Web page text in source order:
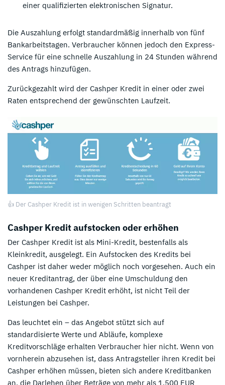
einer qualifizierten elektronischen Signatur.
Die Auszahlung erfolgt standardmäßig innerhalb von fünf
Bankarbeitstagen. Verbraucher können jedoch den Express-
Service für eine schnelle Auszahlung in 24 Stunden während
des Antrags hinzufügen.
Zurückgezahlt wird der Cashper Kredit in einer oder zwei
Raten entsprechend der gewünschten Laufzeit.
👍 Der Cashper Kredit ist in wenigen Schritten beantragt
Cashper Kredit aufstocken oder erhöhen
Der Cashper Kredit ist als Mini-Kredit, bestenfalls als
Kleinkredit, ausgelegt. Ein Aufstocken des Kredits bei
Cashper ist daher weder möglich noch vorgesehen. Auch ein
neuer Kreditantrag, der über eine Umschuldung den
vorhandenen Cashper Kredit erhöht, ist nicht Teil der
Leistungen bei Cashper.
Das leuchtet ein – das Angebot stützt sich auf
standardisierte Werte und Abläufe, komplexe
Kreditvorschläge erhalten Verbraucher hier nicht. Wenn von
vornherein abzusehen ist, dass Antragsteller ihren Kredit bei
Cashper erhöhen müssen, bieten sich andere Kreditbanken
an, die Darlehen über Beträge von mehr als 1.500 EUR